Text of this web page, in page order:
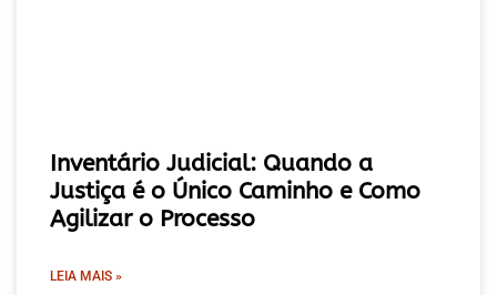
Inventário Judicial: Quando a
Justiça é o Único Caminho e Como
Agilizar o Processo
LEIA MAIS »